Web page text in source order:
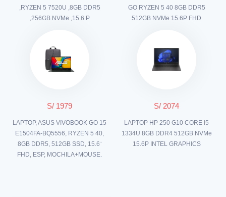
,RYZEN 5 7520U ,8GB DDR5
,256GB NVMe ,15.6 P
GO RYZEN 5 40 8GB DDR5
512GB NVMe 15.6P FHD
S/ 1979
LAPTOP, ASUS VIVOBOOK GO 15
E1504FA-BQ5556, RYZEN 5 40,
8GB DDR5, 512GB SSD, 15.6¨
FHD, ESP, MOCHILA+MOUSE.
S/ 2074
LAPTOP HP 250 G10 CORE i5
1334U 8GB DDR4 512GB NVMe
15.6P INTEL GRAPHICS